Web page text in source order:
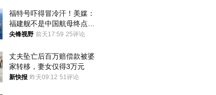
福特号吓得冒冷汗！美媒：
福建舰不是中国航母终点，
而是新起点！
尖锋视野 前天17:59 25评论
丈夫坠亡后百万赔偿款被婆
家转移，妻女仅得3万元
新快报 昨天09:12 51评论